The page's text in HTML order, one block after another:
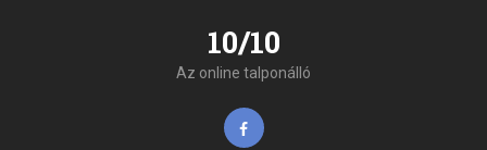
10/10
Az online talponálló